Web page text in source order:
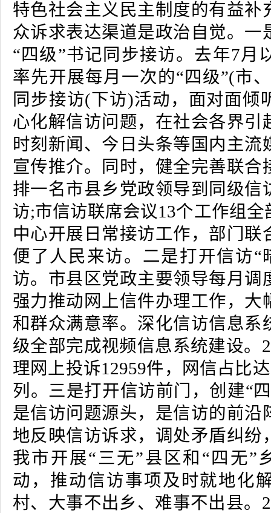
特色社会主义民主制度的有益补
众诉求表达渠道是政治自觉。一
“四级”书记同步接访。去年7月
率先开展每月一次的“四级”(市
同步接访(下访)活动，面对面倾
心化解信访问题，在社会各界引
时刻新闻、今日头条等国内主流
宣传推介。同时，健全完善联合
排一名市县乡党政领导到同级信
访;市信访联席会议13个工作组
中心开展日常接访工作，部门联
便了人民来访。二是打开信访“
访。市县区党政主要领导每月调
强力推动网上信件办理工作，大
和群众满意率。深化信访信息系
级全部完成视频信息系统建设。
理网上投诉12959件，网信占比
列。三是打开信访前门，创建“
是信访问题源头，是信访的前沿
地反映信访诉求，调处矛盾纠纷
我市开展“三无”县区和“四无”
动，推动信访事项及时就地化
村、大事不出乡、难事不出县。